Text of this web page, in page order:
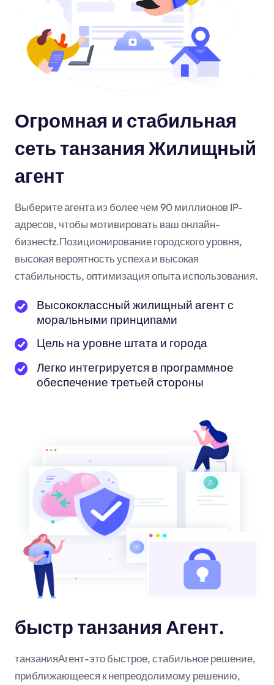
Огромная и стабильная
сеть танзания Жилищный
агент
Выберите агента из более чем 90 миллионов IP-
адресов, чтобы мотивировать ваш онлайн-
бизнесtz.Позиционирование городского уровня,
высокая вероятность успеха и высокая
стабильность, оптимизация опыта использования.
Высококлассный жилищный агент с
моральными принципами
Цель на уровне штата и города
Легко интегрируется в программное
обеспечение третьей стороны
быстр танзания Агент.
танзанияАгент-это быстрое, стабильное решение,
приближающееся к непреодолимому решению,